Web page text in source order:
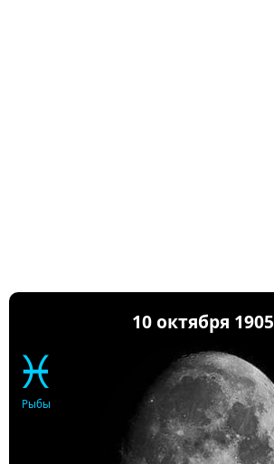
10 октября 1905
♓
Рыбы